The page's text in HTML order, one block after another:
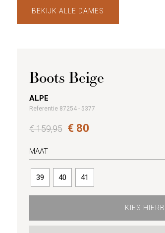
BEKIJK ALLE DAMES
Boots Beige
ALPE
Referentie 87254 - 5377
€ 159,95 € 80
MAAT
39 40 41
KIES